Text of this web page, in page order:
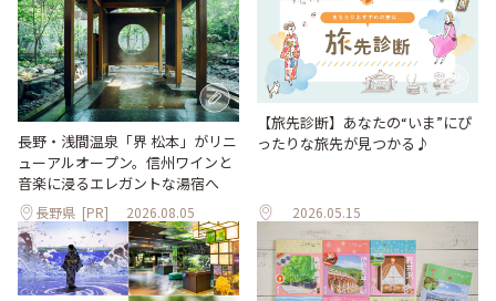
長野・浅間温泉「界 松本」がリニ
ューアルオープン。信州ワインと
音楽に浸るエレガントな湯宿へ
長野県 [PR] 2026.08.05
【旅先診断】あなたの“いま”にぴ
ったりな旅先が見つかる♪
2026.05.15